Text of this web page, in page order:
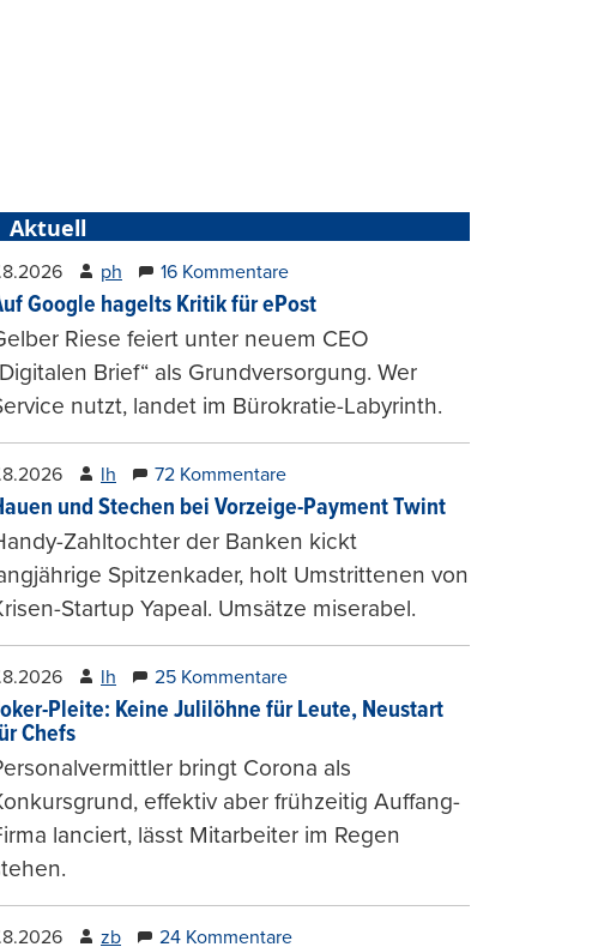
Aktuell
ph 16 Kommentare
Google hagelts Kritik für ePost
Riese feiert unter neuem CEO
Brief“ als Grundversorgung. Wer
nutzt, landet im Bürokratie-Labyrinth.
lh 72 Kommentare
und Stechen bei Vorzeige-Payment Twint
Zahltochter der Banken kickt
Spitzenkader, holt Umstrittenen von
Startup Yapeal. Umsätze miserabel.
lh 25 Kommentare
Pleite: Keine Julilöhne für Leute, Neustart
Chefs
bringt Corona als
effektiv aber frühzeitig Auffang-
lanciert, lässt Mitarbeiter im Regen
zb 24 Kommentare